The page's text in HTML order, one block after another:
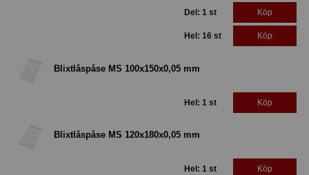
Del: 1 st Köp
Hel: 16 st Köp
Blixtlåspåse MS 100x150x0,05 mm
Hel: 1 st Köp
Blixtlåspåse MS 120x180x0,05 mm
Hel: 1 st Köp